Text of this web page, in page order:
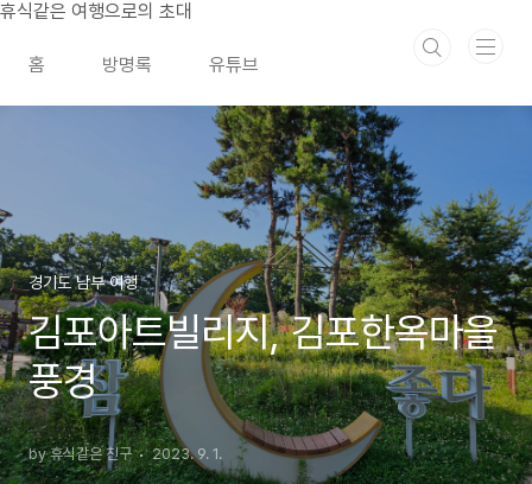
본문 바로가기
휴식같은 여행으로의 초대
홈 방명록 유튜브
경기도 남부 여행
김포아트빌리지, 김포한옥마을
풍경
by 휴식같은 친구 2023. 9. 1.